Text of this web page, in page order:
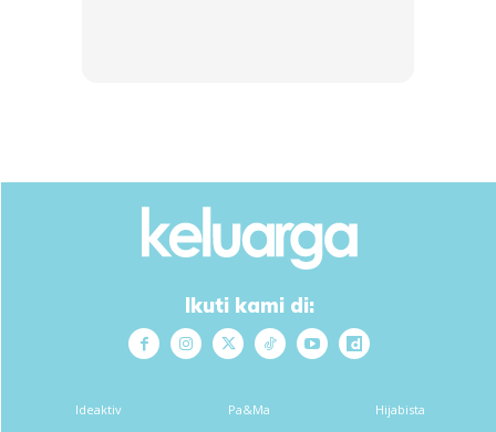
– Masukan asam keping, kicap,sos tiram,otak udang,gula
apong/gula melaka, kiub pati ayam dan air.
Ikuti kami di:
Ideaktiv Pa&Ma Hijabista